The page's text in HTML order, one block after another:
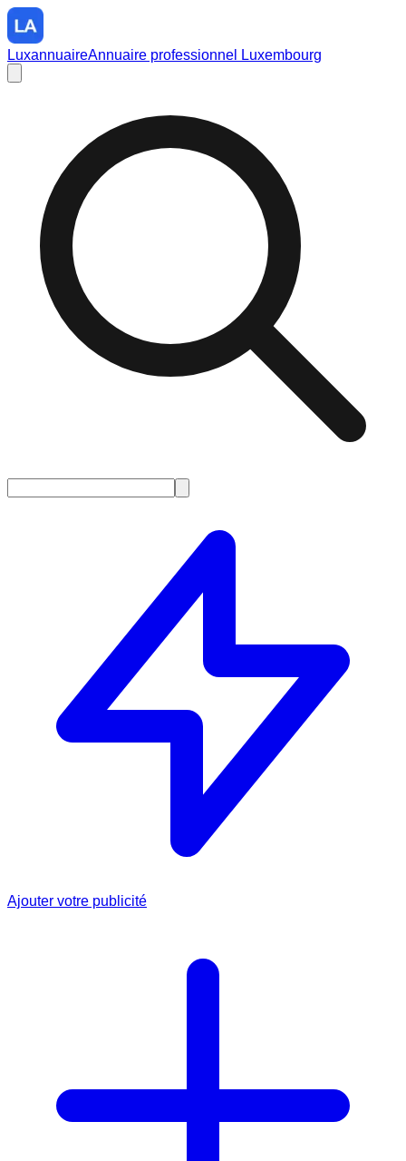
LuxannuaireAnnuaire professionnel Luxembourg
Ajouter votre publicité